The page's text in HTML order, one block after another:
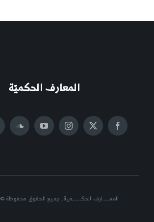
المعارف الحكميّة
المعــــــارف الحكــــــــمية, جميع الحقوق محفوظة © 2026- 2012